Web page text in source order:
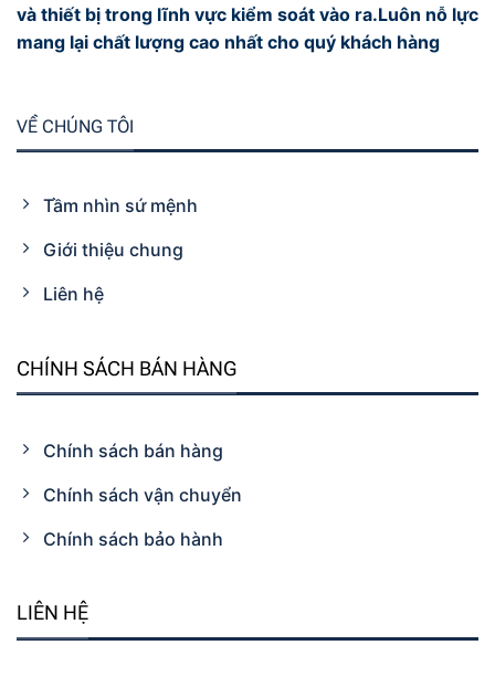
và thiết bị trong lĩnh vực kiểm soát vào ra.Luôn nỗ lực
mang lại chất lượng cao nhất cho quý khách hàng
VỀ CHÚNG TÔI
Tầm nhìn sứ mệnh
Giới thiệu chung
Liên hệ
CHÍNH SÁCH BÁN HÀNG
Chính sách bán hàng
Chính sách vận chuyển
Chính sách bảo hành
LIÊN HỆ